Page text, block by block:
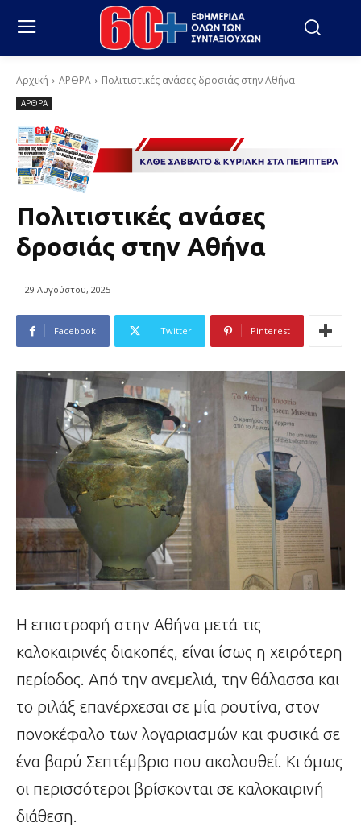
Αρχική ΑΡΘΡΑ Πολιτιστικές ανάσες δροσιάς στην Αθήνα
ΑΡΘΡΑ
Πολιτιστικές ανάσες
δροσιάς στην Αθήνα
- 29 Αυγούστου, 2025
Facebook Twitter Pinterest
Η επιστροφή στην Αθήνα μετά τις
καλοκαιρινές διακοπές, είναι ίσως η χειρότερη
περίοδος. Από την ανεμελιά, την θάλασσα και
το ριλάξ επανέρχεσαι σε μία ρουτίνα, στον
πονοκέφαλο των λογαριασμών και φυσικά σε
ένα βαρύ Σεπτέμβριο που ακολουθεί. Κι όμως
οι περισσότεροι βρίσκονται σε καλοκαιρινή
διάθεση.